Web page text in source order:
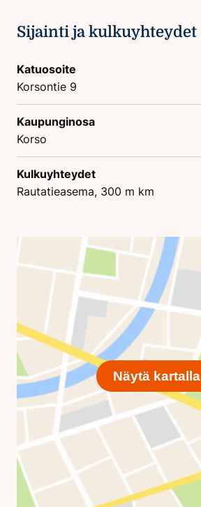
Sijainti ja kulkuyhteydet
Katuosoite
Korsontie 9
Kaupunginosa
Korso
Kulkuyhteydet
Rautatieasema, 300 m km
Näytä kartalla